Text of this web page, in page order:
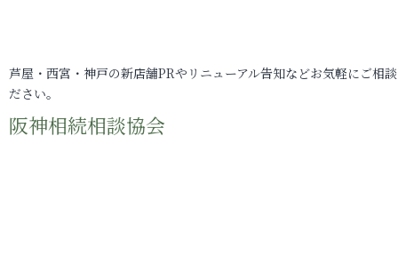
芦屋・西宮・神戸の新店舗PRやリニューアル告知などお気軽にご相
ださい。
阪神相続相談協会